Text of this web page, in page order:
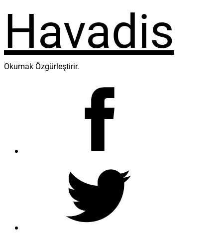
Okumak Özgürleştirir.